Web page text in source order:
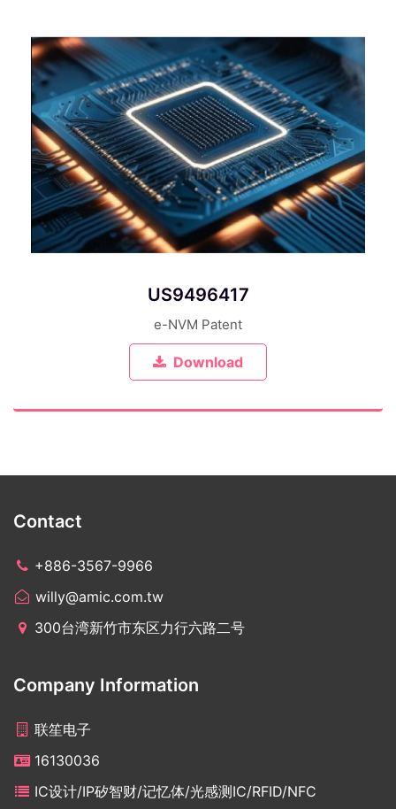
US9496417
e-NVM Patent
Download
Contact
+886-3567-9966
willy@amic.com.tw
300台湾新竹市东区力行六路二号
Company Information
联笙电子
16130036
IC设计/IP矽智财/记忆体/光感测IC/RFID/NFC